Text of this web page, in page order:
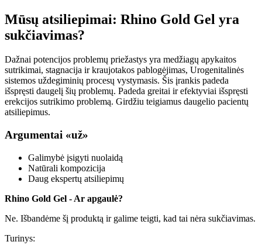
Mūsų atsiliepimai: Rhino Gold Gel yra
sukčiavimas?
Dažnai potencijos problemų priežastys yra medžiagų apykaitos
sutrikimai, stagnacija ir kraujotakos pablogėjimas, Urogenitalinės
sistemos uždegiminių procesų vystymasis. Šis įrankis padeda
išspręsti daugelį šių problemų. Padeda greitai ir efektyviai išspręsti
erekcijos sutrikimo problemą. Girdžiu teigiamus daugelio pacientų
atsiliepimus.
Argumentai «už»
Galimybė įsigyti nuolaidą
Natūrali kompozicija
Daug ekspertų atsiliepimų
Rhino Gold Gel - Ar apgaulė?
Ne. Išbandėme šį produktą ir galime teigti, kad tai nėra sukčiavimas.
Turinys: